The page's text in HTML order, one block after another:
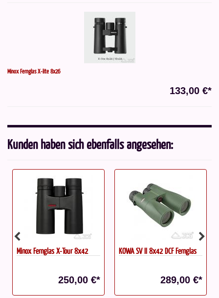
Minox Fernglas X-lite 8x26
133,00 €*
Kunden haben sich ebenfalls angesehen:
KOWA SV II 8x42 DCF Fernglas
289,00 €*
Nikon Aculon A211 Fernglas
129,00 €*